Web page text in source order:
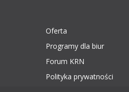
Oferta
Programy dla biur
Forum KRN
Polityka prywatności